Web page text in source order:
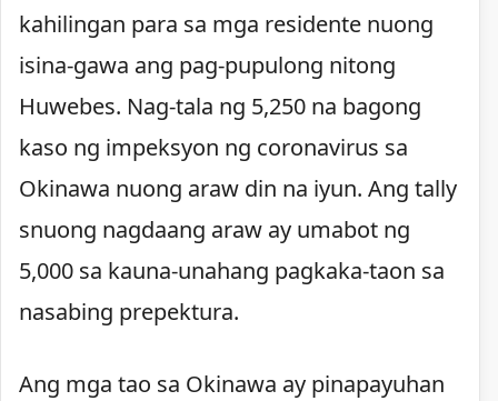
kahilingan para sa mga residente nuong
isina-gawa ang pag-pupulong nitong
Huwebes. Nag-tala ng 5,250 na bagong
kaso ng impeksyon ng coronavirus sa
Okinawa nuong araw din na iyun. Ang tally
snuong nagdaang araw ay umabot ng
5,000 sa kauna-unahang pagkaka-taon sa
nasabing prepektura.
Ang mga tao sa Okinawa ay pinapayuhan